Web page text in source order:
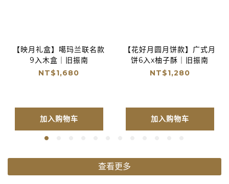
【映月礼盒】噶玛兰联名款
9入木盒｜旧振南
NT$1,680
加入购物车
【花好月圆月饼款】广式月
饼6入x柚子酥｜旧振南
NT$1,280
加入购物车
查看更多